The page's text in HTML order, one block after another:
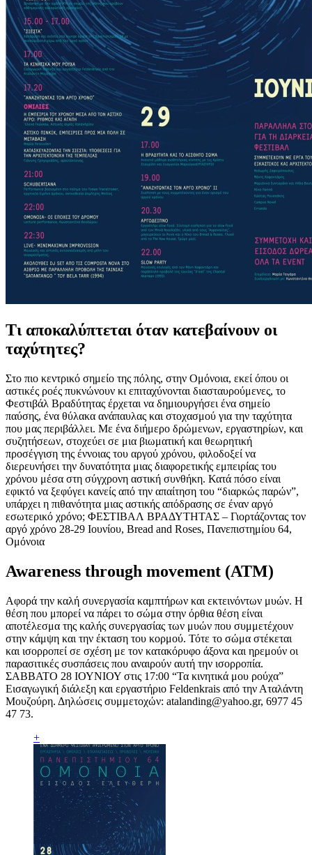
Τι αποκαλύπτεται όταν κατεβαίνουν οι
ταχύτητες?
Στο πιο κεντρικό σημείο της πόλης, στην Ομόνοια, εκεί όπου οι
αστικές ροές πυκνώνουν κι επιταχύνονται διασταυρούμενες, το
Φεστιβάλ Βραδύτητας έρχεται να δημιουργήσει ένα σημείο
παύσης, ένα θύλακα ανάπαυλας και στοχασμού για την ταχύτητα
που μας περιβάλλει. Με ένα διήμερο δρώμενων, εργαστηρίων, και
συζητήσεων, στοχεύει σε μια βιωματική και θεωρητική
προσέγγιση της έννοιας του αργού χρόνου, φιλοδοξεί να
διερευνήσει την δυνατότητα μιας διαφορετικής εμπειρίας του
χρόνου μέσα στη σύγχρονη αστική συνθήκη. Κατά πόσο είναι
εφικτό να ξεφύγει κανείς από την απαίτηση του “διαρκώς παρών”,
υπάρχει η πιθανότητα μιας αστικής απόδρασης σε έναν αργό
εσωτερικό χρόνο; ΦΕΣΤΙΒΑΛ ΒΡΑΔΥΤΗΤΑΣ – Γιορτάζοντας τον
αργό χρόνο 28-29 Ιουνίου, Bread and Roses, Πανεπιστημίου 64,
Ομόνοια
Awareness through movement (ATM)
Αφορά την καλή συνεργασία καμπτήρων και εκτεινόντων μυών. Η
θέση που μπορεί να πάρει το σώμα στην όρθια θέση είναι
αποτέλεσμα της καλής συνεργασίας των μυών που συμμετέχουν
στην κάμψη και την έκταση του κορμού. Τότε το σώμα στέκεται
και ισορροπεί σε σχέση με τον κατακόρυφο άξονα και ηρεμούν οι
παρασιτικές συσπάσεις που αναιρούν αυτή την ισορροπία.
ΣΑΒΒΑΤΟ 28 ΙΟΥΝΙΟΥ στις 17:00 “Τα κινητικά μου ρούχα”
Εισαγωγική διάλεξη και εργαστήριο Feldenkrais από την Αταλάντη
Μουζούρη. Δηλώσεις συμμετοχών: atalanding@yahoo.gr, 6977 45
47 73.
+